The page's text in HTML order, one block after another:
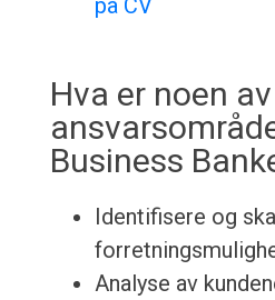
på CV
Hva er noen av
Business
Identifisere og
Analyse av